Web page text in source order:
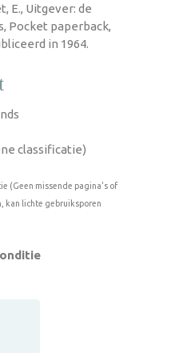
E., Uitgever: de
Pocket paperback,
in 1964.
classificatie)
(Geen missende pagina's of
kan lichte gebruiksporen